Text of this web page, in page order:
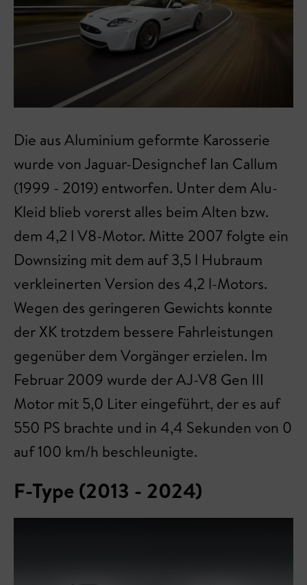
Die aus Aluminium geformte Karosserie
wurde von Jaguar-Designchef Ian Callum
(1999 - 2019) entworfen. Unter dem Alu-
Kleid blieb vorerst alles beim Alten bzw.
dem 4,2 l V8-Motor. Mitte 2007 folgte ein
Downsizing mit dem auf 3,5 l Hubraum
verkleinerten Version des 4,2 l-Motors.
Wegen des geringeren Gewichts konnte
der XK trotzdem bessere Fahrleistungen
gegenüber dem Vorgänger erzielen. Im
Februar 2009 wurde der AJ-V8 Gen III
Motor mit 5,0 Liter eingeführt, der es auf
550 PS brachte und in 4,4 Sekunden von 0
auf 100 km/h beschleunigte.
F-Type (2013 - 2024)